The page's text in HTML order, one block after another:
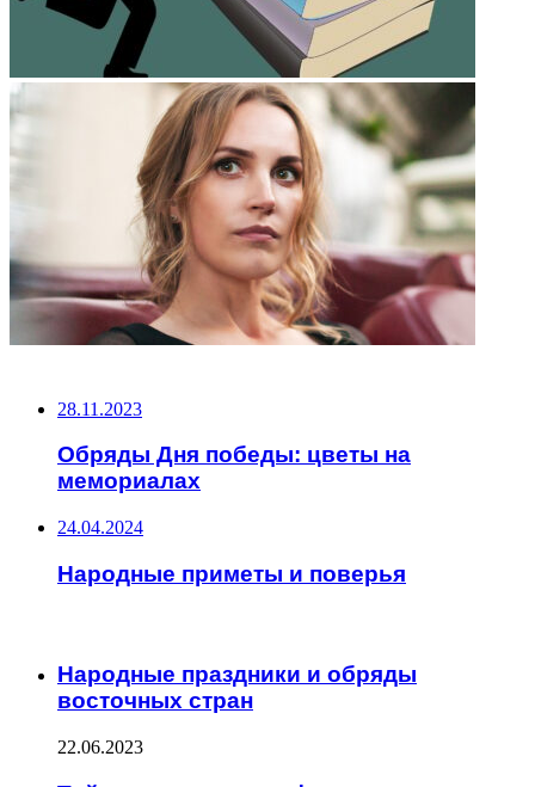
28.11.2023
Обряды Дня победы: цветы на
мемориалах
24.04.2024
Народные приметы и поверья
Народные праздники и обряды
восточных стран
22.06.2023